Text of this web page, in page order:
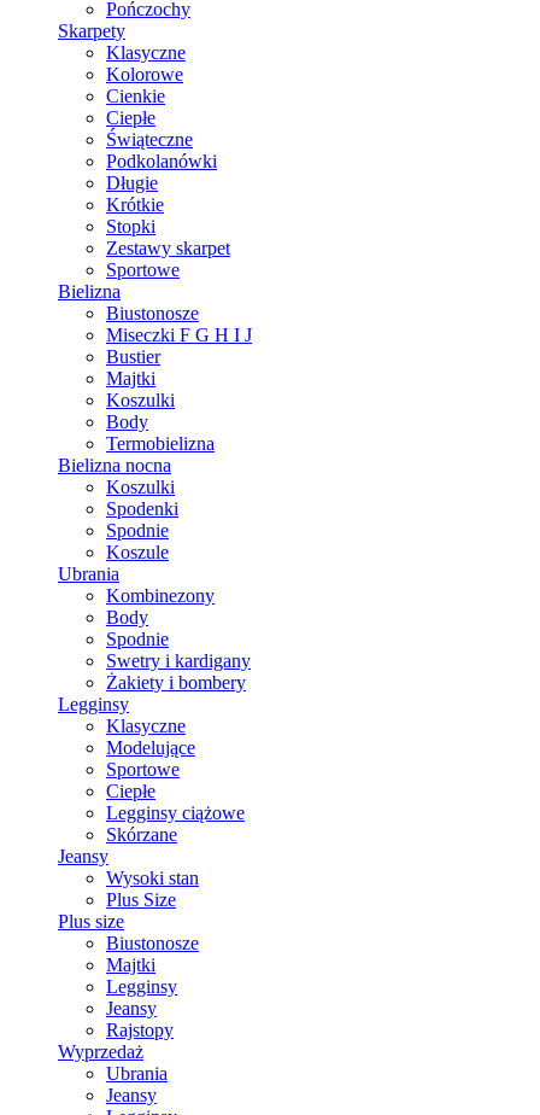
Pończochy
Skarpety
Klasyczne
Kolorowe
Cienkie
Ciepłe
Świąteczne
Podkolanówki
Długie
Krótkie
Stopki
Zestawy skarpet
Sportowe
Bielizna
Biustonosze
Miseczki F G H I J
Bustier
Majtki
Koszulki
Body
Termobielizna
Bielizna nocna
Koszulki
Spodenki
Spodnie
Koszule
Ubrania
Kombinezony
Body
Spodnie
Swetry i kardigany
Żakiety i bombery
Legginsy
Klasyczne
Modelujące
Sportowe
Ciepłe
Legginsy ciążowe
Skórzane
Jeansy
Wysoki stan
Plus Size
Plus size
Biustonosze
Majtki
Legginsy
Jeansy
Rajstopy
Wyprzedaż
Ubrania
Jeansy